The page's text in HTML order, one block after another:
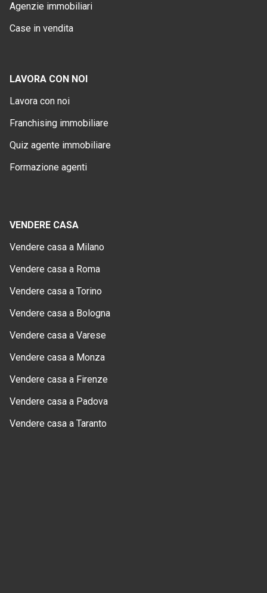
Agenzie immobiliari
Case in vendita
LAVORA CON NOI
Lavora con noi
Franchising immobiliare
Quiz agente immobiliare
Formazione agenti
VENDERE CASA
Vendere casa a Milano
Vendere casa a Roma
Vendere casa a Torino
Vendere casa a Bologna
Vendere casa a Varese
Vendere casa a Monza
Vendere casa a Firenze
Vendere casa a Padova
Vendere casa a Taranto